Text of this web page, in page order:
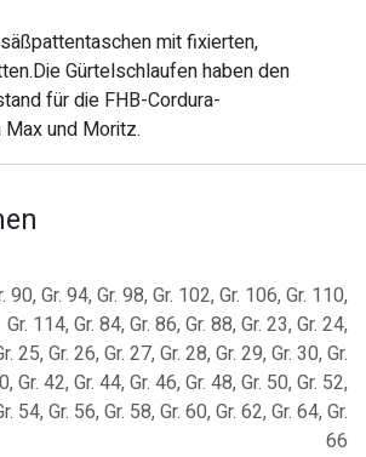
mit fixierten,
Gürtelschlaufen haben den
für die FHB-Cordura-
und Moritz.
90,Gr. 94,Gr. 98,Gr. 102,Gr. 106,Gr. 110,
Gr. 114,Gr. 84,Gr. 86,Gr. 88,Gr. 23,Gr. 24,
25,Gr. 26,Gr. 27,Gr. 28,Gr. 29,Gr. 30,Gr.
,Gr. 42,Gr. 44,Gr. 46,Gr. 48,Gr. 50,Gr. 52,
54,Gr. 56,Gr. 58,Gr. 60,Gr. 62,Gr. 64,Gr.
66